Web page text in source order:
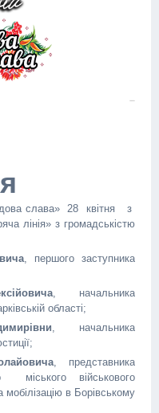
слава» 28 квітня з
лінія» з громадськістю
, першого заступника
, начальника
області;
, начальника
, представника
міського військового
мобілізацію в Борівському